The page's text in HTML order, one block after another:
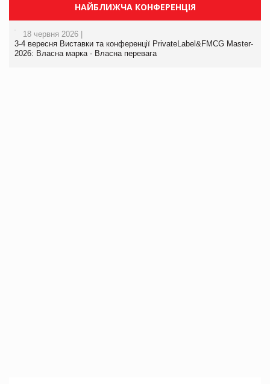
НАЙБЛИЖЧА КОНФЕРЕНЦІЯ
18 червня 2026 |
3-4 вересня Виставки та конференції PrivateLabel&FMCG Master-
2026: Власна марка - Власна перевага